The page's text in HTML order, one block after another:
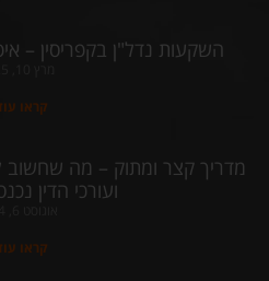
השקעות נדל"ן בקפריסין –
קראו
מדריך קצר ומתוק – מה שחשוב
ועורכי הדין
קראו